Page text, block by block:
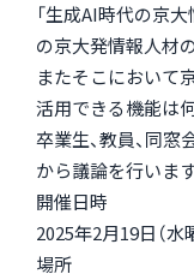
「生成AI時代の京
の京大発情報人材
またそこにおいて
活用できる機能は
卒業生、教員、同
から議論を行います
開催日時
2025年2月19日（
場所